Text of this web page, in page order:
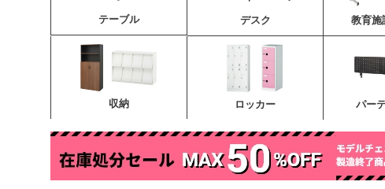
テーブル デスク 教育施
収納 ロッカー パー